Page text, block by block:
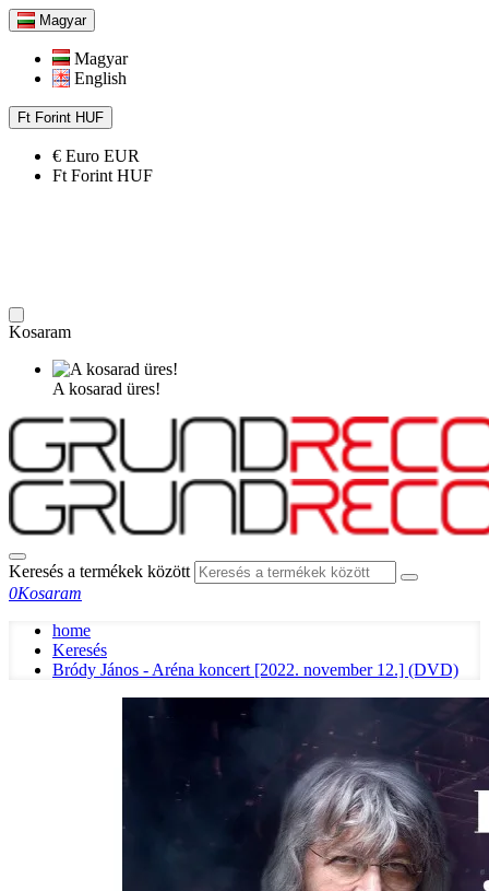
Magyar
Magyar
English
Ft Forint HUF
€ Euro EUR
Ft Forint HUF
Kosaram
A kosarad üres!
Keresés a termékek között
0Kosaram
home
Keresés
Bródy János - Aréna koncert [2022. november 12.] (DVD)